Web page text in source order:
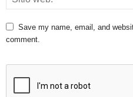
Save my name, email, and
comment.